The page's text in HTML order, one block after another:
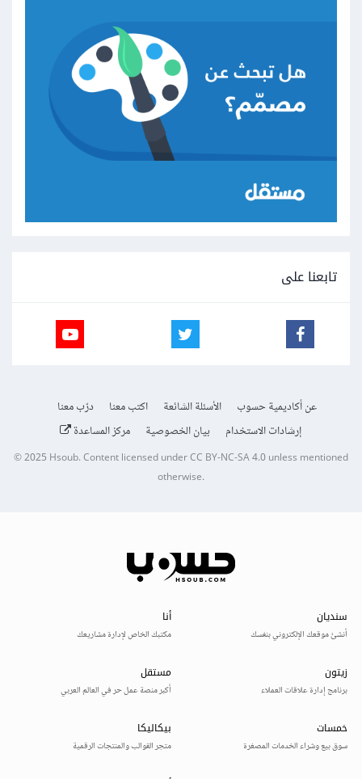
تابعنا على
عن أكاديمية حسوب الأسئلة الشائعة اكتب معنا
درّب معنا
إرشادات الاستخدام
بيان الخصوصية مركز المساعدة
© 2025Hsoub.Content licensed underCC BY-NC-SA 4.0unless mentioned
otherwise.